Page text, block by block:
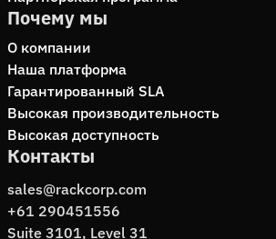
Почему мы
О компании
Наша платформа
Гарантированный SLA
Высокая производительность
Высокая доступность
Контакты
sales@rackcorp.com
+61 290451556
Suite 3101, Level 31